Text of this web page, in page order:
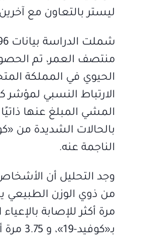
ليستر بالتعاون مع
منتصف العمر، تم
الحيوي في المملكة
الارتباط النسبي لمؤشر
المشي المبلغ عنها
الناجمة عنه.
وجد التحليل أن
مرة أكثر للإصابة